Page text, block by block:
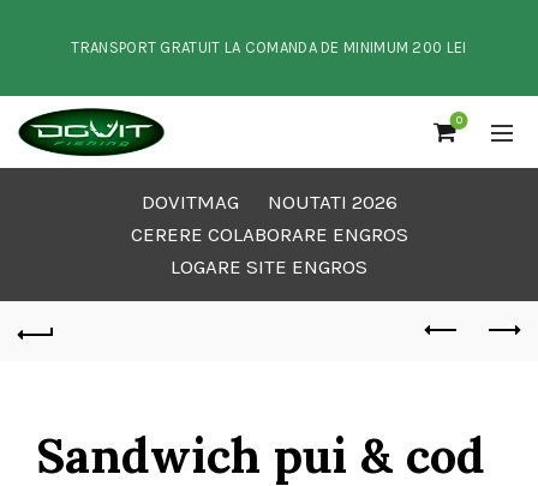
TRANSPORT GRATUIT LA COMANDA DE MINIMUM 200 LEI
0
DOVITMAG
NOUTATI 2026
CERERE COLABORARE ENGROS
LOGARE SITE ENGROS
Sandwich pui & cod